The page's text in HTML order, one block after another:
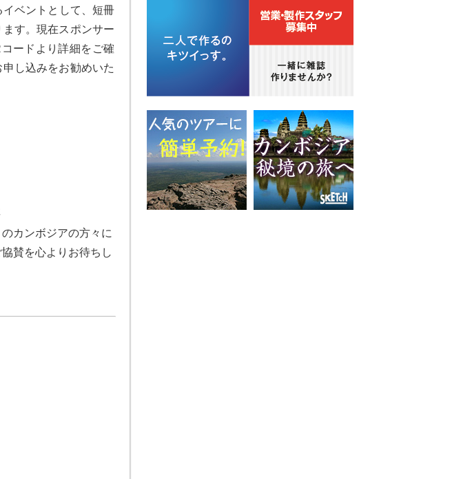
ベントとして、短冊
す。現在スポンサー
ードより詳細をご確
し込みをお勧めいた
カンボジアの方々に
賛を心よりお待ちし